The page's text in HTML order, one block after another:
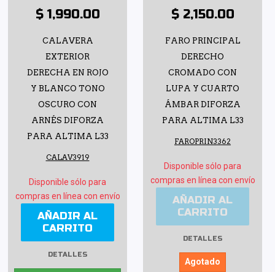
$ 1,990.00
CALAVERA
EXTERIOR
DERECHA EN ROJO
Y BLANCO TONO
OSCURO CON
ARNÉS DIFORZA
PARA ALTIMA L33
CALAV3919
Disponible sólo para
compras en línea con envío
AÑADIR AL
CARRITO
DETALLES
$ 2,150.00
FARO PRINCIPAL
DERECHO
CROMADO CON
LUPA Y CUARTO
ÁMBAR DIFORZA
PARA ALTIMA L33
FAROPRIN3362
Disponible sólo para
compras en línea con envío
AÑADIR AL
CARRITO
DETALLES
Agotado